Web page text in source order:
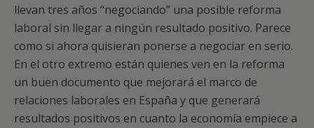
llevan tres años “negociando” una posible reforma
laboral sin llegar a ningún resultado positivo. Parece
como si ahora quisieran ponerse a negociar en serio.
En el otro extremo están quienes ven en la reforma
un buen documento que mejorará el marco de
relaciones laborales en España y que generará
resultados positivos en cuanto la economía empiece a